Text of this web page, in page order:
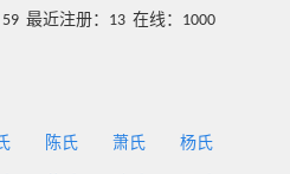
最近注册：13 在线：1000
陈氏 萧氏 杨氏